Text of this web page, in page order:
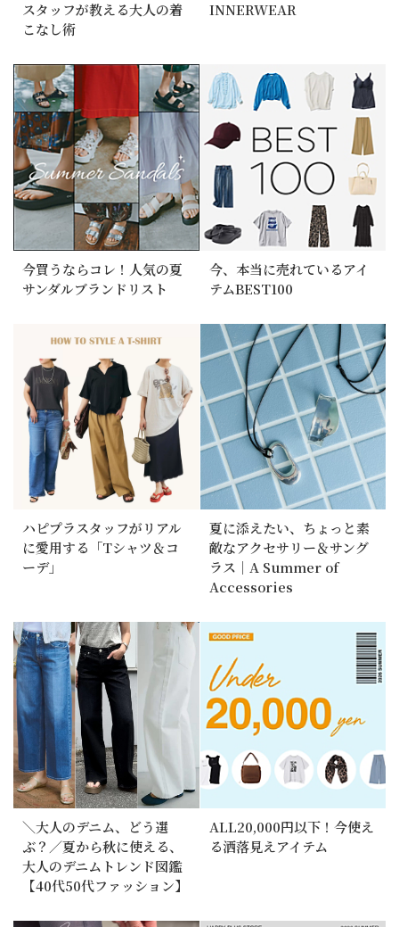
スタッフが教える大人の着
こなし術
INNERWEAR
今買うならコレ！人気の夏
サンダルブランドリスト
今、本当に売れているアイ
テムBEST100
ハピプラスタッフがリアル
に愛用する「Tシャツ＆コ
ーデ」
夏に添えたい、ちょっと素
敵なアクセサリー＆サング
ラス｜A Summer of
Accessories
＼大人のデニム、どう選
ぶ？／夏から秋に使える、
大人のデニムトレンド図鑑
【40代50代ファッション】
ALL20,000円以下！今使え
る洒落見えアイテム